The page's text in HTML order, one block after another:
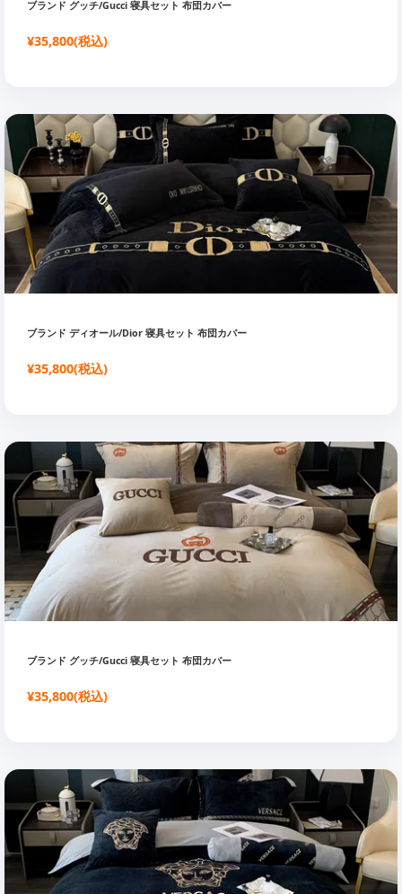
ブランド グッチ/Gucci 寝具セット 布団カバー
¥35,800(税込)
ブランド ディオール/Dior 寝具セット 布団カバー
¥35,800(税込)
ブランド グッチ/Gucci 寝具セット 布団カバー
¥35,800(税込)